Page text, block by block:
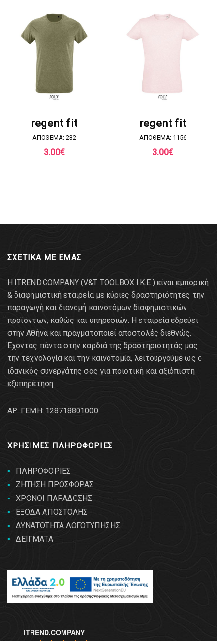
regent fit
ΑΠΟΘΕΜΑ: 232
3.00€
regent fit
ΑΠΟΘΕΜΑ: 1156
3.00€
ΣΧΕΤΙΚΑ ΜΕ ΕΜΑΣ
Η ITREND.COMPANY (V&T TOOLBOX Ι.Κ.Ε.) είναι εμπορική
& διαφημιστική εταιρεία με κύριες δραστηριότητες την
παραγωγή και διανομή καινοτόμων διαφημιστικών
προϊόντων, καθώς και υπηρεσιών. Η εταιρεία εδρεύει
στην Αθήνα και πραγματοποιεί αποστολές διεθνώς.
Έχοντας πάντα στην καρδιά της δραστηριότητάς μας
την τεχνολογία και την καινοτομία, λειτουργούμε ως ο
ιδανικός συνεργάτης σας για ποιοτική και αξιόπιστη
εξυπηρέτηση.
AΡ. ΓΕΜΗ: 128718801000
ΧΡΗΣΙΜΕΣ ΠΛΗΡΟΦΟΡΙΕΣ
ΠΛΗΡΟΦΟΡΙΕΣ
ΖΗΤΗΣΗ ΠΡΟΣΦΟΡΑΣ
ΧΡΟΝΟΙ ΠΑΡΑΔΟΣΗΣ
ΕΞΟΔΑ ΑΠΟΣΤΟΛΗΣ
ΔΥΝΑΤΟΤΗΤΑ ΛΟΓΟΤΥΠΗΣΗΣ
ΔΕΙΓΜΑΤΑ
ITREND.COMPANY